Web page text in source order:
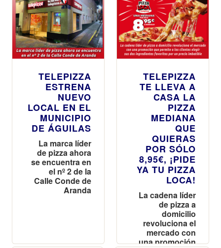
años con los
consumidores
españoles y
sus momentos
especiales
TELEPIZZA
ESTRENA
NUEVO
LOCAL EN EL
MUNICIPIO
DE ÁGUILAS
La marca líder
de pizza ahora
se encuentra en
el nº 2 de la
Calle Conde de
Aranda
TELEPIZZA
TE LLEVA A
CASA LA
PIZZA
MEDIANA
QUE
QUIERAS
POR SÓLO
8,95€, ¡PIDE
YA TU PIZZA
LOCA!
La cadena líder
de pizza a
domicilio
revoluciona el
mercado con
una promoción